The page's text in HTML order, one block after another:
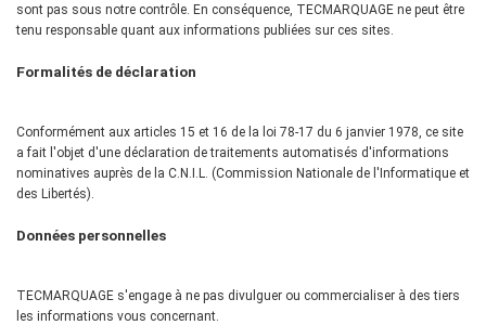
sont pas sous notre contrôle. En conséquence, TECMARQUAGE ne peut être
tenu responsable quant aux informations publiées sur ces sites.
Formalités de déclaration
Conformément aux articles 15 et 16 de la loi 78-17 du 6 janvier 1978, ce site
a fait l'objet d'une déclaration de traitements automatisés d'informations
nominatives auprès de la C.N.I.L. (Commission Nationale de l'Informatique et
des Libertés).
Données personnelles
TECMARQUAGE s'engage à ne pas divulguer ou commercialiser à des tiers
les informations vous concernant.